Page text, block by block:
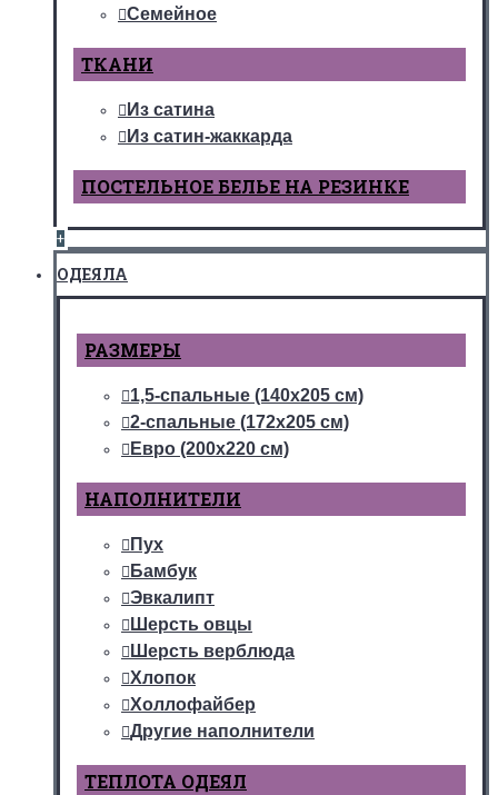
Семейное
ТКАНИ
Из сатина
Из сатин-жаккарда
ПОСТЕЛЬНОЕ БЕЛЬЕ НА РЕЗИНКЕ
+
ОДЕЯЛА
РАЗМЕРЫ
1,5-спальные (140х205 см)
2-спальные (172х205 см)
Евро (200х220 см)
НАПОЛНИТЕЛИ
Пух
Бамбук
Эвкалипт
Шерсть овцы
Шерсть верблюда
Хлопок
Холлофайбер
Другие наполнители
ТЕПЛОТА ОДЕЯЛ